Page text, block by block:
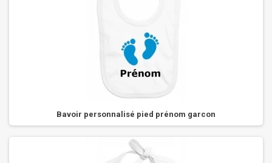
Bavoir personnalisé pied prénom garcon